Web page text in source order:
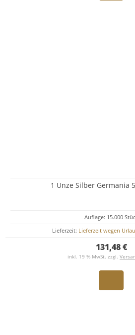
1 Unze Silber Germania
Auflage: 15.000
Lieferzeit: Lieferzeit wegen
131,48 €
inkl. 19 % MwSt. zzgl.